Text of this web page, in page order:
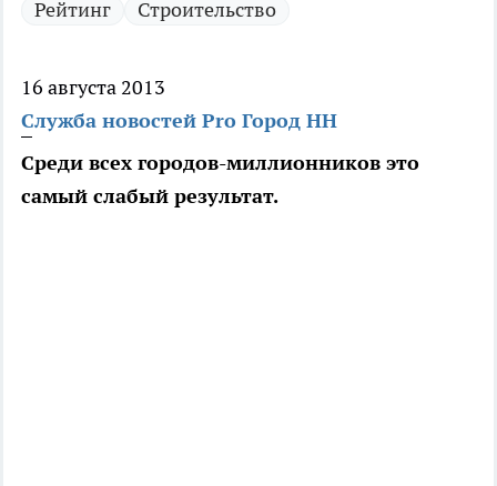
Рейтинг Строительство
16 августа 2013
Служба новостей Pro Город НН
Среди всех городов-миллионников это
самый слабый результат.